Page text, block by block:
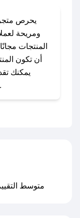
للحصول
مع صحصح،
كوبونات خصم حصرية من متجر باستل!
يحرص
ومريحة
أن تكون
يمكنك
الإلكتروني أو من خلال خدمة العملاء.
متوسط التقييم: 5.0 من 5 نجوم بواسطة 0